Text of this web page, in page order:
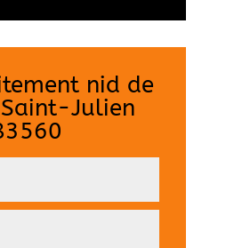
nid de
Julien